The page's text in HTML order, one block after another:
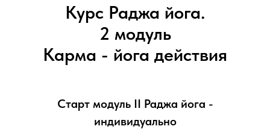
Курс Раджа йога.
2 модуль
Карма - йога действия
Старт модуль II Раджа йога -
индивидуально